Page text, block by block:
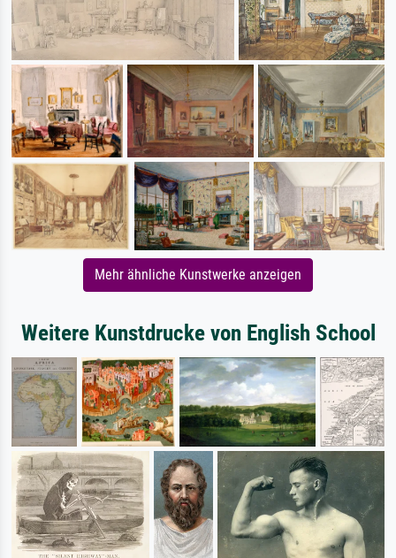
Mehr ähnliche Kunstwerke anzeigen
Weitere Kunstdrucke von English School